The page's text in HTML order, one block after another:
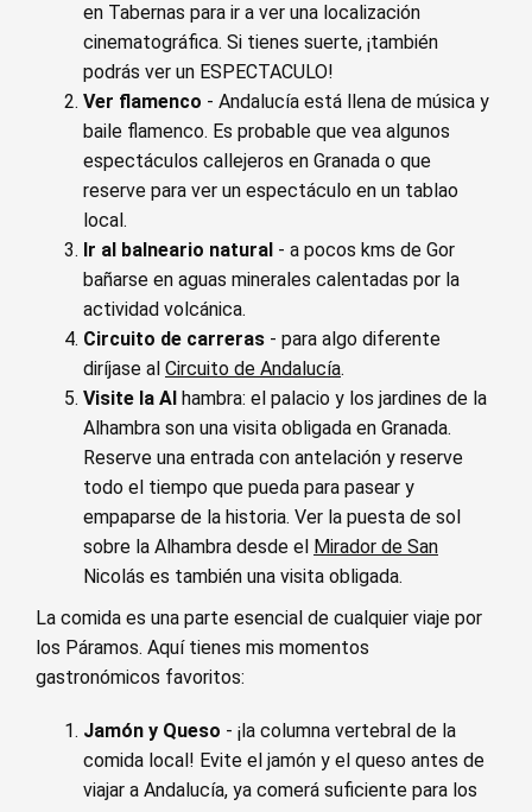
en Tabernas para ir a ver una localización
cinematográfica. Si tienes suerte, ¡también
podrás ver un ESPECTACULO!
Ver flamenco - Andalucía está llena de música y
baile flamenco. Es probable que vea algunos
espectáculos callejeros en Granada o que
reserve para ver un espectáculo en un tablao
local.
Ir al balneario natural - a pocos kms de Gor
bañarse en aguas minerales calentadas por la
actividad volcánica.
Circuito de carreras - para algo diferente
diríjase al Circuito de Andalucía.
Visite la Al hambra: el palacio y los jardines de la
Alhambra son una visita obligada en Granada.
Reserve una entrada con antelación y reserve
todo el tiempo que pueda para pasear y
empaparse de la historia. Ver la puesta de sol
sobre la Alhambra desde el Mirador de San
Nicolás es también una visita obligada.
La comida es una parte esencial de cualquier viaje por
los Páramos. Aquí tienes mis momentos
gastronómicos favoritos:
Jamón y Queso - ¡la columna vertebral de la
comida local! Evite el jamón y el queso antes de
viajar a Andalucía, ya comerá suficiente para los